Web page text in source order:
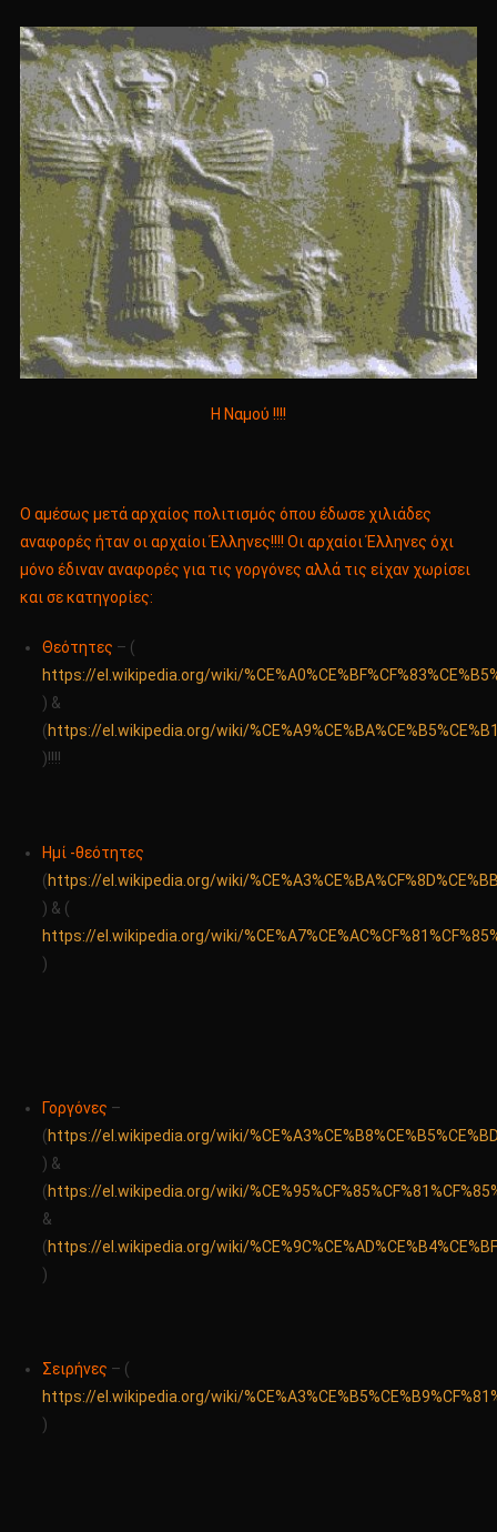
Η Ναμού !!!!
Ο αμέσως μετά αρχαίος πολιτισμός όπου έδωσε χιλιάδες
αναφορές ήταν οι αρχαίοι Έλληνες!!!! Οι αρχαίοι Έλληνες όχι
μόνο έδιναν αναφορές για τις γοργόνες αλλά τις είχαν χωρίσει
και σε κατηγορίες:
Θεότητες – (
https://el.wikipedia.org/wiki/
) &
(https://el.wikipedia.org/wiki/
)!!!!
Ημί -θεότητες
(https://el.wikipedia.org/wiki/
) & (
https://el.wikipedia.org/wiki/
)
Γοργόνες –
(https://el.wikipedia.org/wiki/
) &
(https://el.wikipedia.org/wiki/
&
(https://el.wikipedia.org/wiki/
)
Σειρήνες – (
https://el.wikipedia.org/wiki/
)